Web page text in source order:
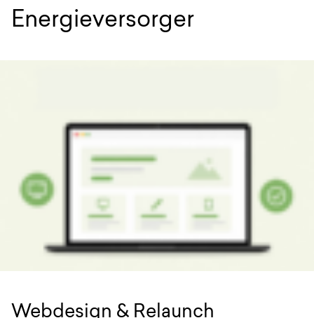
Energieversorger
Webdesign & Relaunch